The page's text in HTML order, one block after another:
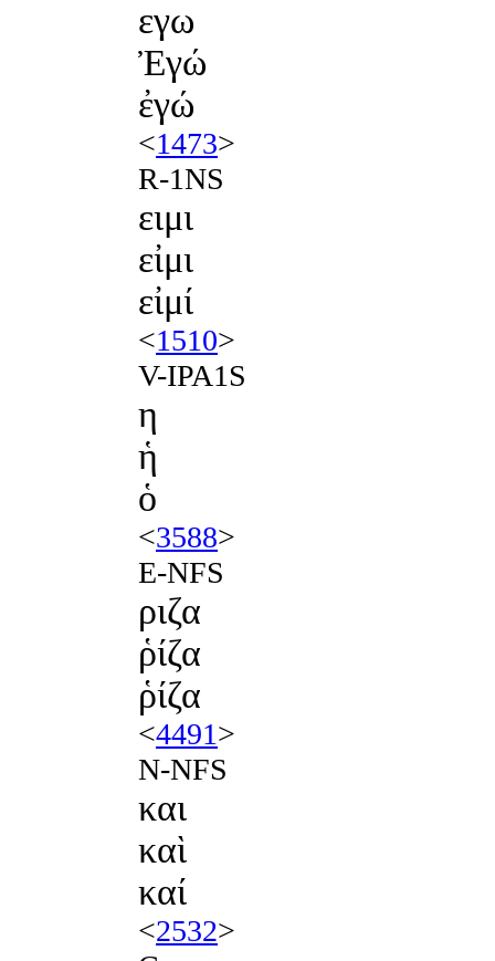
εγω
Ἐγώ
ἐγώ
<1473>
R-1NS
ειμι
εἰμι
εἰμί
<1510>
V-IPA1S
η
ἡ
ὁ
<3588>
E-NFS
ριζα
ῥίζα
ῥίζα
<4491>
N-NFS
και
καὶ
καί
<2532>